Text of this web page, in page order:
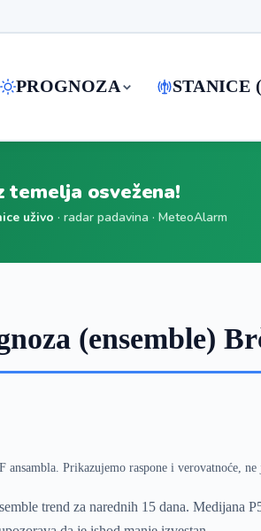
PROGNOZA STANICE
osvežena!
uživo · radar padavina · MeteoAlarm
(ensemble)
Prikazujemo raspone i verovatnoće,
trend za narednih 15 dana. Medijana